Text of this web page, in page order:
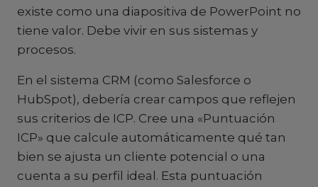
existe como una diapositiva de PowerPoint no
tiene valor. Debe vivir en sus sistemas y
procesos.
En el sistema CRM (como Salesforce o
HubSpot), debería crear campos que reflejen
sus criterios de ICP. Cree una «Puntuación
ICP» que calcule automáticamente qué tan
bien se ajusta un cliente potencial o una
cuenta a su perfil ideal. Esta puntuación